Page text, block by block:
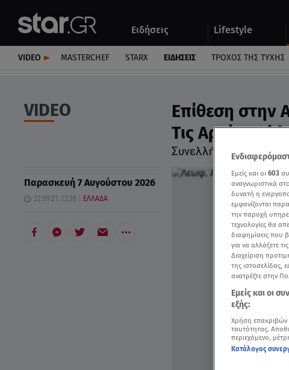
Ειδήσεις Lifestyle
Αυτοκίνητο
VIDEO MASTERCHEF STARX ΕΙΔΉΣΕΙΣ ΤΡΟΧΌΣ ΤΗΣ ΤΎΧΗΣ
VIDEO
Επίθεση στην
Τις Αρχές -
Συνελλήφθησαν
Παρασκευή 7 Αυγούστου 2026
22.09.21, 22:38 ΕΛΛΑΔΑ
Εμείς και οι 603
αναγνωριστικά
δυνατή η
εμφανίζονται
την παροχή
τεχνολογίες θα
διαφημίσεις που
για να αλλάξετε
Διαχείριση
της ιστοσελίδας,
ανατρέξτε στην
Εμείς και οι
εξής:
Χρήση επακριβών
ταυτότητας.
περιεχόμενο,
Κατάλογος